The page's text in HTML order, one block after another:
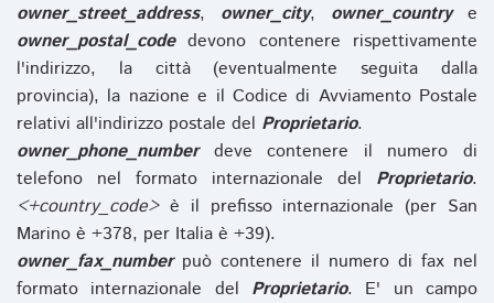
owner_street_address, owner_city, owner_countrye
owner_postal_codedevono contenere rispettivamente
l'indirizzo, la città (eventualmente seguita dalla
provincia), la nazione e il Codice di Avviamento Postale
relativi all'indirizzo postale del Proprietario.
owner_phone_numberdeve contenere il numero di
telefono nel formato internazionale del Proprietario.
<+country_code>è il prefisso internazionale (per San
Marino è +378, per Italia è +39).
owner_fax_numberpuò contenere il numero di fax nel
formato internazionale del Proprietario. E' un campo